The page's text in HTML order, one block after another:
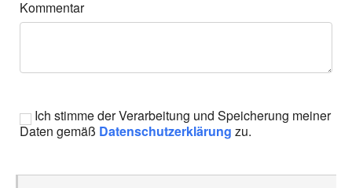
Kommentar
Ich stimme der Verarbeitung und Speicherung meiner
Daten gemäß Datenschutzerklärung zu.